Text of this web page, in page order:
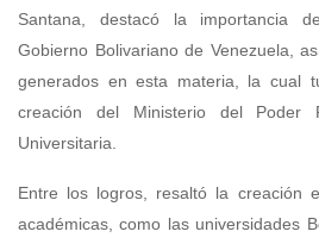
Santana, destacó la importancia
Gobierno Bolivariano de Venezuela,
generados en esta materia, la cual
creación del Ministerio del Poder
Universitaria.
Entre los logros, resaltó la creación
académicas, como las universidades